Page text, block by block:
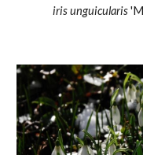
iris unguicularis